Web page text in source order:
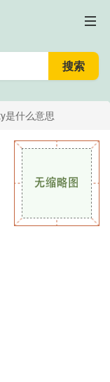
是什么意思
思,翻译